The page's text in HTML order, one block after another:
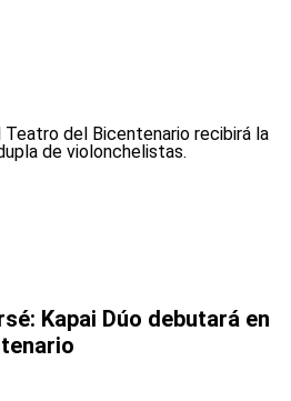
Kapai Dúo debutará en